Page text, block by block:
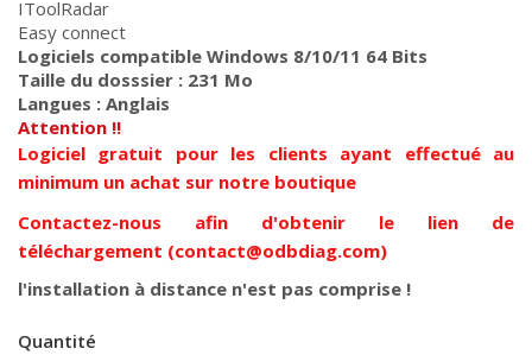
IToolRadar
Easy connect
Logiciels compatible Windows 8/10/11 64 Bits
Taille du dosssier : 231 Mo
Langues : Anglais
Attention !!
Logiciel gratuit pour les clients ayant effectué au
minimum un achat sur notre boutique
Contactez-nous afin d'obtenir le lien de
téléchargement (contact@odbdiag.com)
l'installation à distance n'est pas comprise !
Quantité